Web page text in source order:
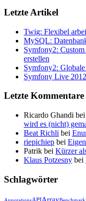
Letzte Artikel
Twig: Flexibel
MySQL:
Symfony2:
erstellen
Symfony2:
Symfony Live
Letzte Kommentare
Ricardo Ghandi bei
wird es (nicht)
Beat Richli bei
riepichiep bei
Patrik bei Kürzer
Klaus Potzesny bei
Schlagwörter